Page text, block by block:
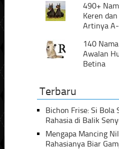
490+
Keren
Artinya
140
Awalan
Betina
Terbaru
Bichon Frise: Si Bola
Rahasia di Balik
Mengapa Mancing
Rahasianya Biar